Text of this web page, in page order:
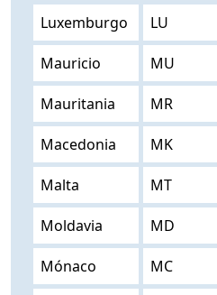
Luxemburgo LU
Mauricio MU
Mauritania MR
Macedonia MK
Malta MT
Moldavia MD
Mónaco MC